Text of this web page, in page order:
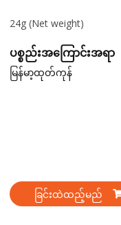
24g (Net weight)
ပစ္စည်းအကြောင်းအရာ
မြန်မာ့ထုတ်ကုန်
ခြင်းထဲထည့်မည်